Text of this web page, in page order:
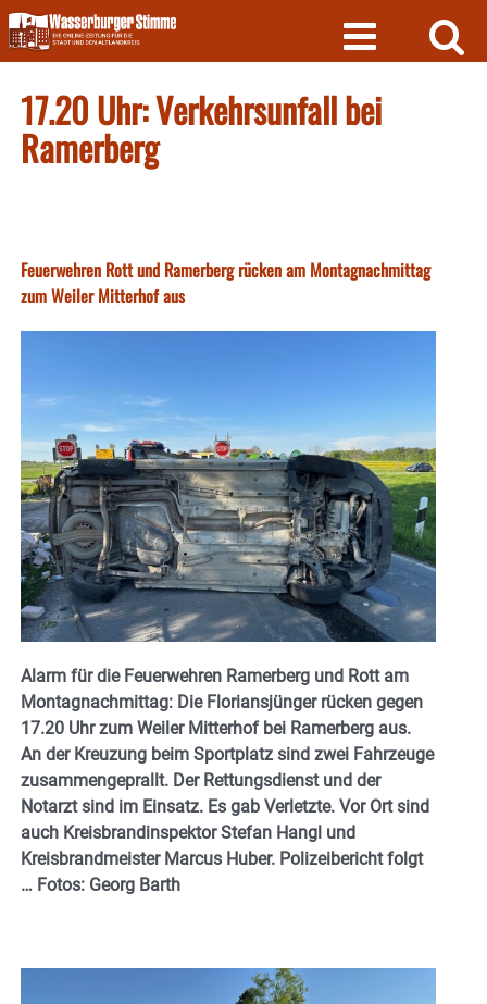
Skip
to
content
17.20 Uhr: Verkehrsunfall bei
Ramerberg
Feuerwehren Rott und Ramerberg rücken am Montagnachmittag
zum Weiler Mitterhof aus
Alarm für die Feuerwehren Ramerberg und Rott am
Montagnachmittag: Die Floriansjünger rücken gegen
17.20 Uhr zum Weiler Mitterhof bei Ramerberg aus.
An der Kreuzung beim Sportplatz sind zwei Fahrzeuge
zusammengeprallt. Der Rettungsdienst und der
Notarzt sind im Einsatz. Es gab Verletzte. Vor Ort sind
auch Kreisbrandinspektor Stefan Hangl und
Kreisbrandmeister Marcus Huber. Polizeibericht folgt
… Fotos: Georg Barth